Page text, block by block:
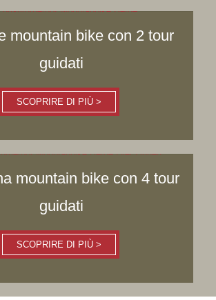
mountain bike con 2 tour
guidati
SCOPRIRE DI PIÙ >
mountain bike con 4 tour
guidati
SCOPRIRE DI PIÙ >